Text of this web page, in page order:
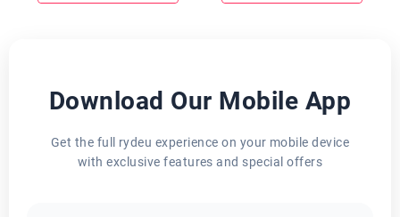
Download Our Mobile App
Get the full rydeu experience on your mobile device
with exclusive features and special offers